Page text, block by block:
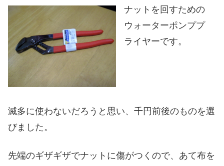
ナットを回すための
ウォーターポンププ
ライヤーです。
滅多に使わないだろうと思い、千円前後のものを選
びました。
先端のギザギザでナットに傷がつくので、あて布を